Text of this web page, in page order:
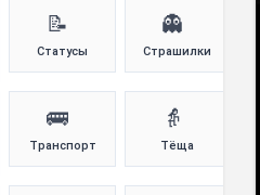
📝
Статусы
👻
Страшилки
🚌
Транспорт
👵
Тёща